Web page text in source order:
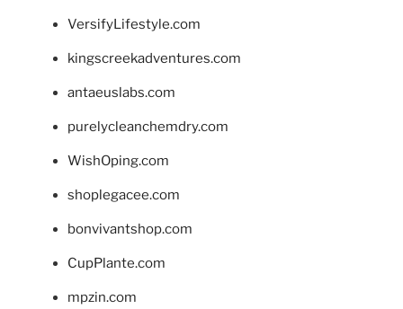
VersifyLifestyle.com
kingscreekadventures.com
antaeuslabs.com
purelycleanchemdry.com
WishOping.com
shoplegacee.com
bonvivantshop.com
CupPlante.com
mpzin.com